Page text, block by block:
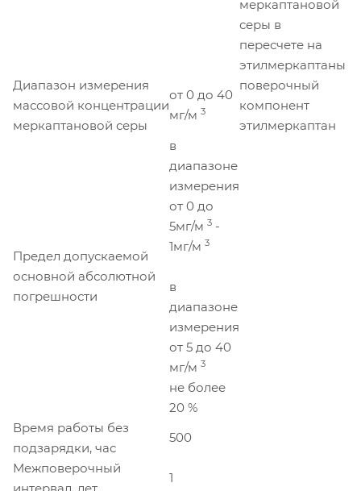
меркаптановой
серы в
пересчете на
этилмеркаптаны
Диапазон измерения
массовой концентрации
меркаптановой серы
от 0 до 40
мг/м 3
поверочный
компонент
этилмеркаптан
Предел допускаемой
основной абсолютной
погрешности
в
диапазоне
измерения
от 0 до
5мг/м 3 -
1мг/м 3
в
диапазоне
измерения
от 5 до 40
мг/м 3
не более
20 %
Время работы без
подзарядки, час
500
Межповерочный
1